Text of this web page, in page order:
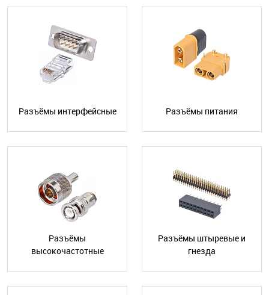
Разъёмы интерфейсные Разъёмы питания
Разъёмы
высокочастотные
Разъёмы штыревые и
гнезда